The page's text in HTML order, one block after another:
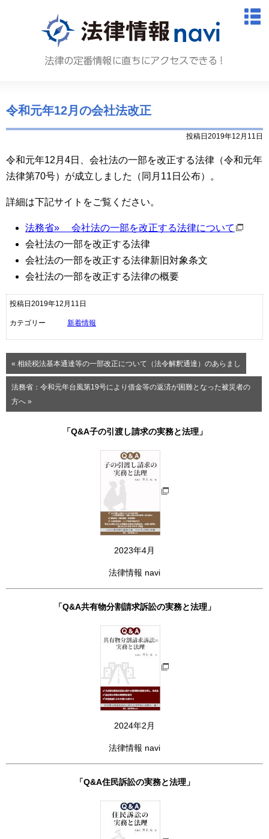
法律情
令和元年12月の会社法改正
投稿日2019年12月11日
令和元年12月4日、会社法の一部を改正する法律（令和元年
法律第70号）が成立しました（同月11日公布）。
詳細は下記サイトをご覧ください。
法務省» 会社法の一部を改正する法律について
会社法の一部を改正する法律
会社法の一部を改正する法律新旧対象条文
会社法の一部を改正する法律の概要
投稿日2019年12月11日
カテゴリー 新着情報
« 相続税法基本通達等の一部改正について（法令解釈通達）のあらまし
法務省：令和元年台風第19号により借金等の返済が困難となった被災者の
方へ »
「Q&A子の引渡し請求の実務と法理」
2023年4月
法律情報 navi
「Q&A共有物分割請求訴訟の実務と法理」
2024年2月
法律情報 navi
「Q&A住民訴訟の実務と法理」